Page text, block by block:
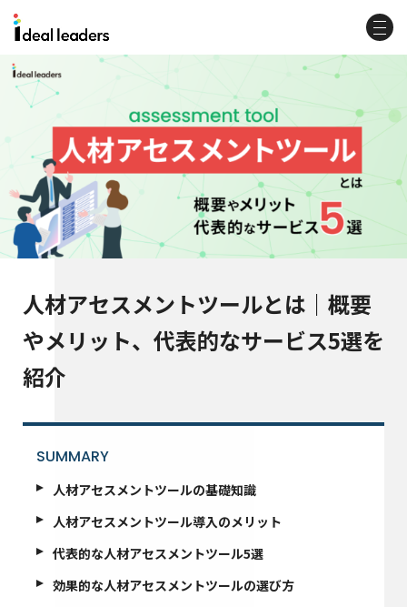
人材アセスメントツールとは｜概要
やメリット、代表的なサービス5選を
紹介
SUMMARY
人材アセスメントツールの基礎知識
人材アセスメントツール導入のメリット
代表的な人材アセスメントツール5選
効果的な人材アセスメントツールの選び方